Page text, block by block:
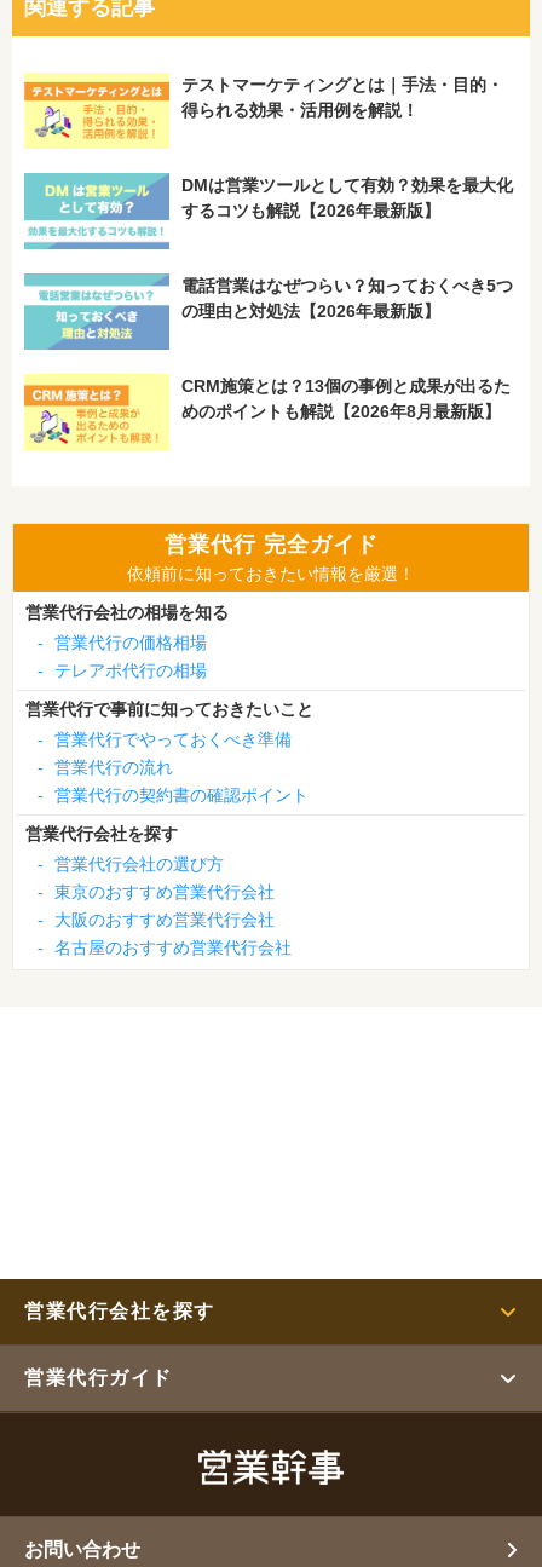
関連する記事
テストマーケティングとは｜手法・目的・
得られる効果・活用例を解説！
DMは営業ツールとして有効？効果を最大化
するコツも解説【2026年最新版】
電話営業はなぜつらい？知っておくべき5つ
の理由と対処法【2026年最新版】
CRM施策とは？13個の事例と成果が出るた
めのポイントも解説【2026年8月最新版】
営業代行 完全ガイド
依頼前に知っておきたい情報を厳選！
営業代行会社の相場を知る
-
営業代行の価格相場
-
テレアポ代行の相場
営業代行で事前に知っておきたいこと
-
営業代行でやっておくべき準備
-
営業代行の流れ
-
営業代行の契約書の確認ポイント
営業代行会社を探す
-
営業代行会社の選び方
-
東京のおすすめ営業代行会社
-
大阪のおすすめ営業代行会社
-
名古屋のおすすめ営業代行会社
営業代行会社を探す
営業代行ガイド
お問い合わせ